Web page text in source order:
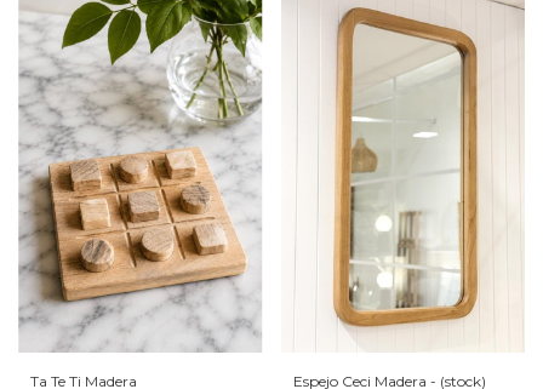
Ta Te Ti Madera Espejo Ceci Madera - (stock)